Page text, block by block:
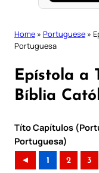
Home » Portuguese »
Portuguesa
Epístola a
Bíblia
Títo Capítulos
Portuguesa)
◄ 1 2 3